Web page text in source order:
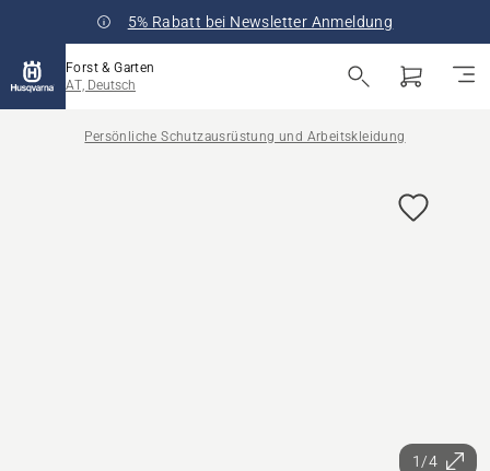
5% Rabatt bei Newsletter Anmeldung
Forst & Garten
AT, Deutsch
Persönliche Schutzausrüstung und Arbeitskleidung
1/4